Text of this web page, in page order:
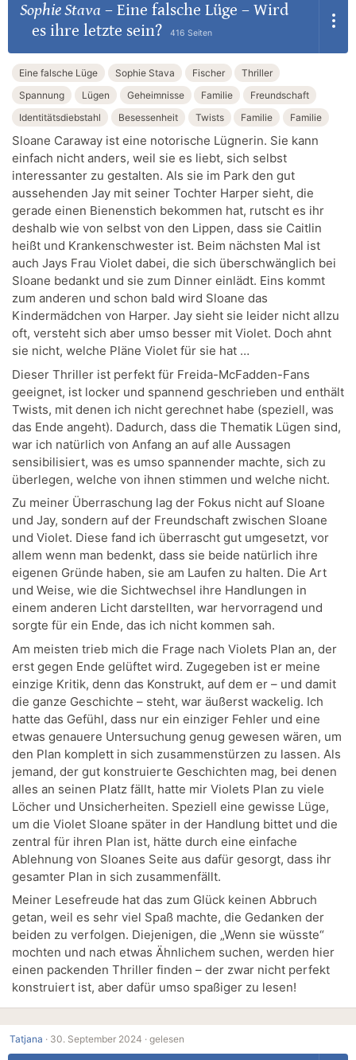
Sophie Stava – Eine falsche Lüge – Wird
es ihre letzte sein?
416 Seiten
Eine falsche Lüge Sophie Stava Fischer
Thriller
Spannung
Lügen Geheimnisse Familie
Freundschaft
Identitätsdiebstahl
Besessenheit Twists Familie Familie
Sloane Caraway ist eine notorische Lügnerin. Sie kann
einfach nicht anders, weil sie es liebt, sich selbst
interessanter zu gestalten. Als sie im Park den gut
aussehenden Jay mit seiner Tochter Harper sieht, die
gerade einen Bienenstich bekommen hat, rutscht es ihr
deshalb wie von selbst von den Lippen, dass sie Caitlin
heißt und Krankenschwester ist. Beim nächsten Mal ist
auch Jays Frau Violet dabei, die sich überschwänglich bei
Sloane bedankt und sie zum Dinner einlädt. Eins kommt
zum anderen und schon bald wird Sloane das
Kindermädchen von Harper. Jay sieht sie leider nicht allzu
oft, versteht sich aber umso besser mit Violet. Doch ahnt
sie nicht, welche Pläne Violet für sie hat …
Dieser Thriller ist perfekt für Freida-McFadden-Fans
geeignet, ist locker und spannend geschrieben und enthält
Twists, mit denen ich nicht gerechnet habe (speziell, was
das Ende angeht). Dadurch, dass die Thematik Lügen sind,
war ich natürlich von Anfang an auf alle Aussagen
sensibilisiert, was es umso spannender machte, sich zu
überlegen, welche von ihnen stimmen und welche nicht.
Zu meiner Überraschung lag der Fokus nicht auf Sloane
und Jay, sondern auf der Freundschaft zwischen Sloane
und Violet. Diese fand ich überrascht gut umgesetzt, vor
allem wenn man bedenkt, dass sie beide natürlich ihre
eigenen Gründe haben, sie am Laufen zu halten. Die Art
und Weise, wie die Sichtwechsel ihre Handlungen in
einem anderen Licht darstellten, war hervorragend und
sorgte für ein Ende, das ich nicht kommen sah.
Am meisten trieb mich die Frage nach Violets Plan an, der
erst gegen Ende gelüftet wird. Zugegeben ist er meine
einzige Kritik, denn das Konstrukt, auf dem er – und damit
die ganze Geschichte – steht, war äußerst wackelig. Ich
hatte das Gefühl, dass nur ein einziger Fehler und eine
etwas genauere Untersuchung genug gewesen wären, um
den Plan komplett in sich zusammenstürzen zu lassen. Als
jemand, der gut konstruierte Geschichten mag, bei denen
alles an seinen Platz fällt, hatte mir Violets Plan zu viele
Löcher und Unsicherheiten. Speziell eine gewisse Lüge,
um die Violet Sloane später in der Handlung bittet und die
zentral für ihren Plan ist, hätte durch eine einfache
Ablehnung von Sloanes Seite aus dafür gesorgt, dass ihr
gesamter Plan in sich zusammenfällt.
Meiner Lesefreude hat das zum Glück keinen Abbruch
getan, weil es sehr viel Spaß machte, die Gedanken der
beiden zu verfolgen. Diejenigen, die „Wenn sie wüsste“
mochten und nach etwas Ähnlichem suchen, werden hier
einen packenden Thriller finden – der zwar nicht perfekt
konstruiert ist, aber dafür umso spaßiger zu lesen!
Tatjana · 30. September 2024 · gelesen